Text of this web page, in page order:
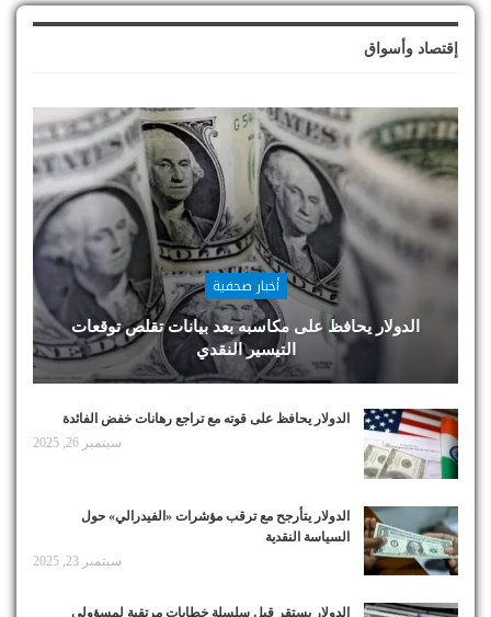
إقتصاد وأسواق
أخبار صحفية
الدولار يحافظ على مكاسبه بعد بيانات تقلص توقعات
التيسير النقدي
الدولار يحافظ على قوته مع تراجع رهانات خفض الفائدة
سبتمبر 26, 2025
الدولار يتأرجح مع ترقب مؤشرات «الفيدرالي» حول
السياسة النقدية
سبتمبر 23, 2025
الدولار يستقر قبل سلسلة خطابات مرتقبة لمسؤولي